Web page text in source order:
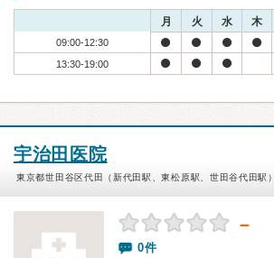
月 火 水 木
09:00-12:30
13:30-19:00
宇治田医院
東京都世田谷区代田（新代田駅、東松原駅、世田谷代田駅）
－
0件